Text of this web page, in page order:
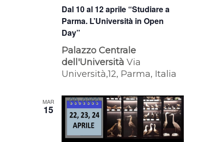
Dal 10 al 12 aprile “Studiare a
Parma. L’Università in Open
Day”
Palazzo Centrale
dell'UniversitàVia
Università,12, Parma, Italia
MAR
15